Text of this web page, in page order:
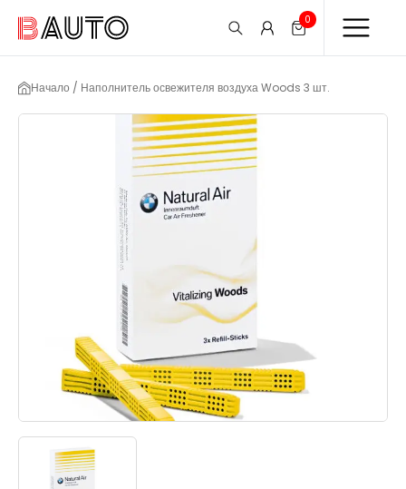
0
Начало / Наполнитель освежителя воздуха Woods 3 шт.